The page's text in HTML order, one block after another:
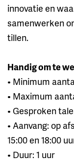
innovatie en
samenwerken
tillen.
Handig om te
• Minimum
• Maximum
• Gesproken
• Aanvang: op
15:00 en 18:00
• Duur: 1 uur